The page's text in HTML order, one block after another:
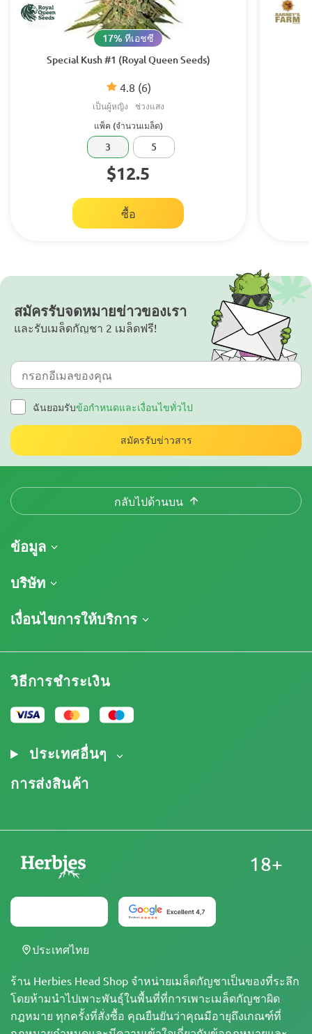
Special Kush #1 (Royal Queen Seeds)
4.8 (6)
17% ทีเอชซี
เป็นผู้หญิง ช่วงแสง
แพ็ค (จำนวนเมล็ด)
3 5
$12.5
ซื้อ
สมัครรับจดหมายข่าวของเรา
และรับเมล็ดกัญชา 2 เมล็ดฟรี!
ฉันยอมรับข้อกำหนดและเงื่อนไขทั่วไป
สมัครรับข่าวสาร
กลับไปด้านบน
ข้อมูล
การจัดส่งสินค้า
นโยบายการคืนสินค้า
โปรโมชั่น
บริษัท
เกี่ยวกับเรา
บทวิจารณ์
โปรแกรมพันธมิตรกัญชา
แผนผังเว็บไซต์
เงื่อนไขการให้บริการ
ข้อกำหนดและเงื่อนไข
การปฏิเสธความรับผิดโดยข้อจำกัดความรับผิดชอบ
นโยบายความเป็นส่วนตัว
นโยบายการใช้คุกกี้
วิธีการชำระเงิน
ประเทศอื่นๆ
การส่งสินค้า
ร้าน Herbies Head Shop จำหน่ายเมล็ดกัญชาเป็นของที่ระลึก
โดยห้ามนำไปเพาะพันธุ์ในพื้นที่ที่การเพาะเมล็ดกัญชาผิด
กฎหมาย ทุกครั้งที่สั่งซื้อ คุณยืนยันว่าคุณมีอายุถึงเกณฑ์ที่
18+
ประเทศไทย